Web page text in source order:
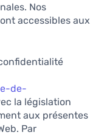
Nos
accessibles aux
de-
la législation
aux présentes
Par